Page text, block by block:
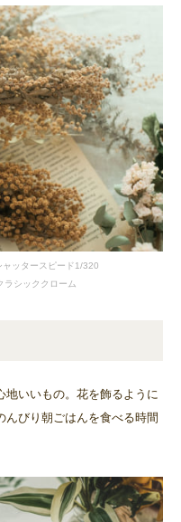
ッタースピード1/320
ラシッククローム
地いいもの。花を飾るように
びり朝ごはんを食べる時間